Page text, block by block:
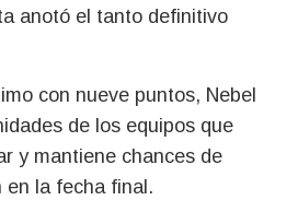
anotó el tanto definitivo
con nueve puntos, Nebel
de los equipos que
y mantiene chances de
en la fecha final.